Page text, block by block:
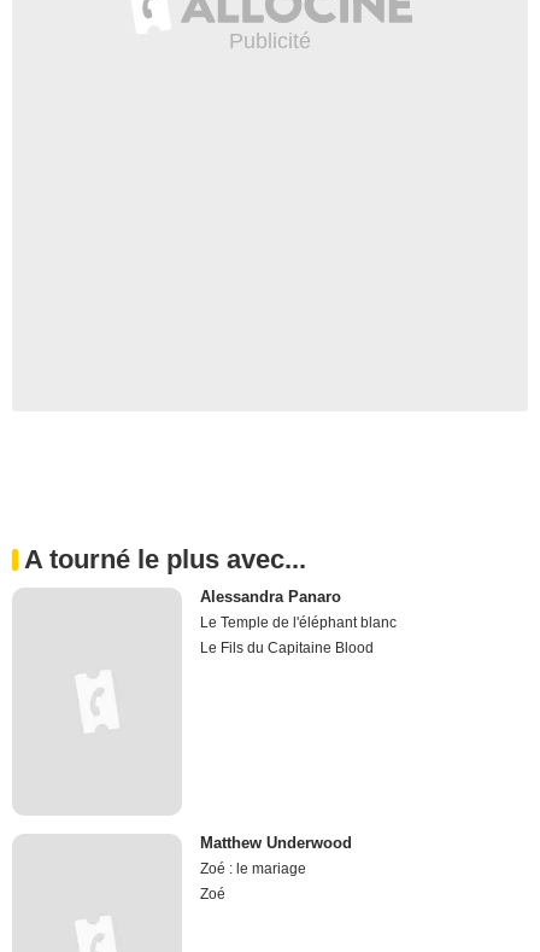
A tourné le plus avec...
Alessandra Panaro
Le Temple de l'éléphant blanc
Le Fils du Capitaine Blood
Matthew Underwood
Zoé : le mariage
Zoé